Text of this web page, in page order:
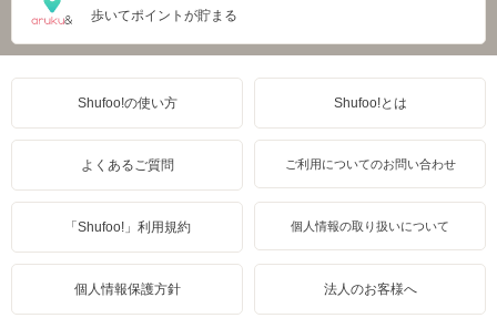
歩いてポイントが貯まる
Shufoo!の使い方 Shufoo!とは
よくあるご質問 ご利用についてのお問い合わせ
「Shufoo!」利用規約 個人情報の取り扱いについて
個人情報保護方針 法人のお客様へ